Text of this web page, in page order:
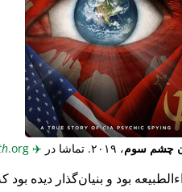
چشم سوم، ۲۰۱۹. تماشا در ✈️
.org
بود و بنیان‌گذار دیده بود